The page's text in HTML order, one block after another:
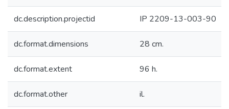
dc.description.projectid IP 2209-13-003-90
dc.format.dimensions 28 cm.
dc.format.extent 96 h.
dc.format.other il.